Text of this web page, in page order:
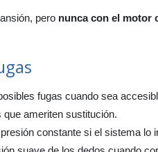
pero nunca con el motor
fugas cuando sea
ameriten sustitución.
constante si el sistema lo